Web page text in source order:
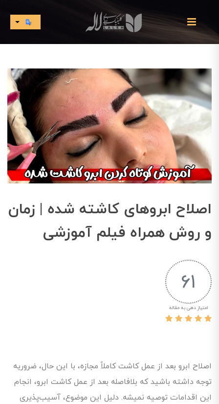
اصلاح ابروهای کاشته شده | زمان
و روش همراه فیلم آموزشی
61
امتیاز دهی به مقاله
اصلاح ابرو بعد از عمل کاشت کاملاً مجازه، با این حال، ضروریه
توجه داشته باشید که بلافاصله بعد از عمل کاشت ابرو، انجام
این اقدامات توصیه نمیشه. دلیل این موضوع، آسیب‌پذیری